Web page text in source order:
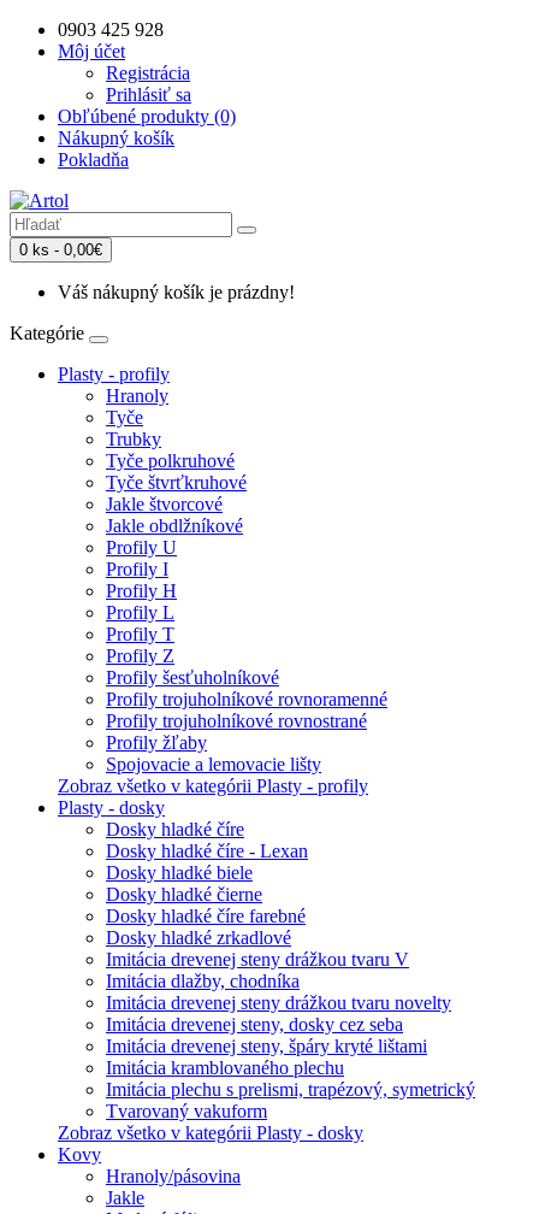
0903 425 928
Môj účet
Registrácia
Prihlásiť sa
Obľúbené produkty (0)
Nákupný košík
Pokladňa
0 ks - 0,00€
Váš nákupný košík je prázdny!
Kategórie
Plasty - profily
Hranoly
Tyče
Trubky
Tyče polkruhové
Tyče štvrťkruhové
Jakle štvorcové
Jakle obdlžníkové
Profily U
Profily I
Profily H
Profily L
Profily T
Profily Z
Profily šesťuholníkové
Profily trojuholníkové rovnoramenné
Profily trojuholníkové rovnostrané
Profily žľaby
Spojovacie a lemovacie lišty
Zobraz všetko v kategórii Plasty - profily
Plasty - dosky
Dosky hladké číre
Dosky hladké číre - Lexan
Dosky hladké biele
Dosky hladké čierne
Dosky hladké číre farebné
Dosky hladké zrkadlové
Imitácia drevenej steny drážkou tvaru V
Imitácia dlažby, chodníka
Imitácia drevenej steny drážkou tvaru novelty
Imitácia drevenej steny, dosky cez seba
Imitácia drevenej steny, špáry kryté lištami
Imitácia kramblovaného plechu
Imitácia plechu s prelismi, trapézový, symetrický
Tvarovaný vakuform
Zobraz všetko v kategórii Plasty - dosky
Kovy
Hranoly/pásovina
Jakle